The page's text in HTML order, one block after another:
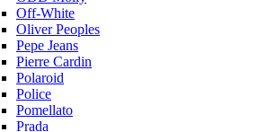
Off-White
Oliver Peoples
Pepe Jeans
Pierre Cardin
Polaroid
Police
Pomellato
Prada